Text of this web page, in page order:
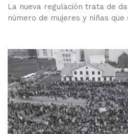
La nueva regulación trata de
número de mujeres y niñas que